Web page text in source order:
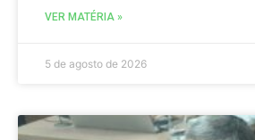
VER MATÉRIA »
5 de agosto de 2026